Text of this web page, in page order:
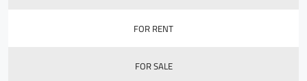
FOR RENT
FOR SALE